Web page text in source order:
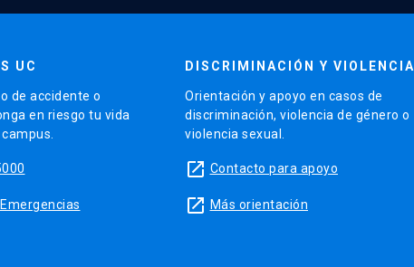
UC
de accidente o
en riesgo tu vida
DISCRIMINACIÓN Y VIOLENCIA
Orientación y apoyo en casos de
discriminación, violencia de género o
violencia sexual.
launch Contacto para apoyo
launch Más orientación